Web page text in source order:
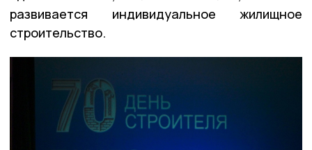
развивается индивидуальное жилищное
строительство.